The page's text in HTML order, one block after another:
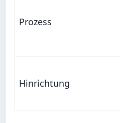
Prozess
Hinrichtung